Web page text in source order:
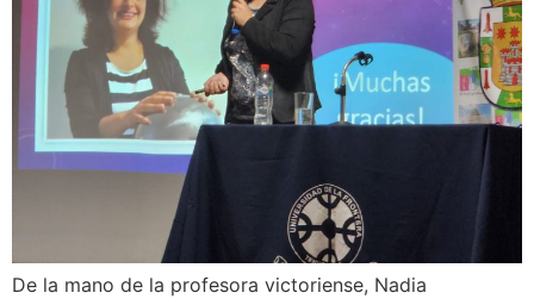
De la mano de la profesora victoriense, Nadia